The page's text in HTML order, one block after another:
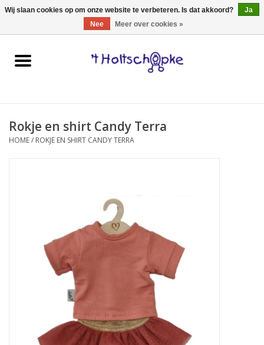
0 Artikelen - €0,00
Home
spellen
kinderkamer
Rokje en shirt Candy Terra
HOME/ ROKJE EN SHIRT CANDY TERRA
Wij slaan cookies op om onze website te verbeteren. Is dat akkoord?
Ja
Nee
Meer over cookies »